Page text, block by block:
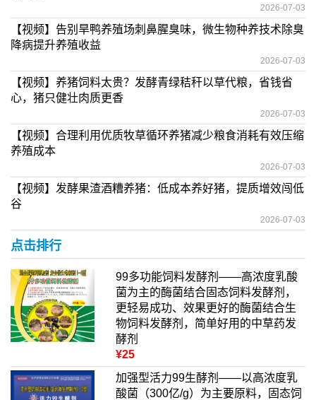
2026-07-03
【视频】告别旱鸭养殖场刺鼻腥臭味，微生物种养技术除臭
降病提升养殖收益
2026-07-03
【视频】养猪饲料太贵？发酵青绿秸秆以草代粮，省钱省
心，猪只健壮肉质更香
2026-07-03
【视频】合理利用优质牧草循环养猪减少粮食消耗有效压缩
养殖成本
2026-07-03
【视频】发酵果渣酒糟养猪：低成本养好猪，提质增效闯低
谷
2026-07-03
点击排行
99多功能饲料发酵剂——高浓度乳酸
菌为主的酶菌结合固态饲料发酵剂，
更轻易成功、效果更好的酶菌结合生
物饲料发酵剂，简单好用的中草药发
酵剂
¥25
加强型活力99生酵剂——以高浓度乳
酸菌（300亿/g）为主要原料，固态饲